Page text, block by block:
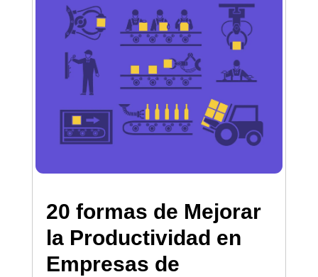
20 formas de Mejorar
la Productividad en
Empresas de